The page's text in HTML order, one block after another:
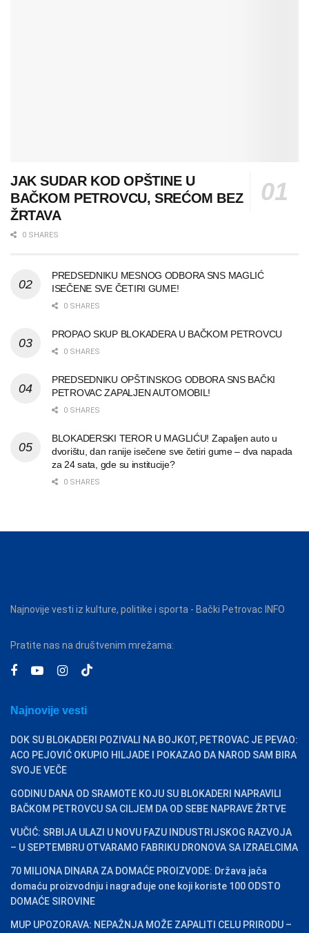
JAK SUDAR KOD OPŠTINE U
BAČKOM PETROVCU, SREĆOM BEZ
ŽRTAVA
0 SHARES
PREDSEDNIKU MESNOG ODBORA SNS MAGLIĆ
ISEČENE SVE ČETIRI GUME!
0 SHARES
PROPAO SKUP BLOKADERA U BAČKOM PETROVCU
0 SHARES
PREDSEDNIKU OPŠTINSKOG ODBORA SNS BAČKI
PETROVAC ZAPALJEN AUTOMOBIL!
0 SHARES
BLOKADERSKI TEROR U MAGLIĆU! Zapaljen auto u
dvorištu, dan ranije isečene sve četiri gume – dva napada
za 24 sata, gde su institucije?
0 SHARES
Najnovije vesti iz kulture, politike i sporta - Bački Petrovac INFO
Pratite nas na društvenim mrežama:
Najnovije vesti
DOK SU BLOKADERI POZIVALI NA BOJKOT, PETROVAC JE PEVAO:
ACO PEJOVIĆ OKUPIO HILJADE I POKAZAO DA NAROD SAM BIRA
SVOJE VEČE
GODINU DANA OD SRAMOTE KOJU SU BLOKADERI NAPRAVILI
BAČKOM PETROVCU SA CILJEM DA OD SEBE NAPRAVE ŽRTVE
VUČIĆ: SRBIJA ULAZI U NOVU FAZU INDUSTRIJSKOG RAZVOJA
– U SEPTEMBRU OTVARAMO FABRIKU DRONOVA SA IZRAELCIMA
70 MILIONA DINARA ZA DOMAĆE PROIZVODE: Država jača
domaću proizvodnju i nagrađuje one koji koriste 100 ODSTO
DOMAĆE SIROVINE
MUP UPOZORAVA: NEPAŽNJA MOŽE ZAPALITI CELU PRIRODU –